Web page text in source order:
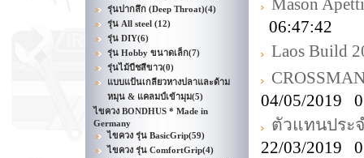
รุ่นปากลึก (Deep Throat)(4)
รุ่น All steel (12)
รุ่น DIY(6)
รุ่น Hobby ขนาดเล็ก(7)
รุ่นไม้บีชสีขาว(0)
แบบแป้นเกลียวหางปลาและด้าม
หมุน & แคลมป์เข้ามุม(5)
ไขควง BONDHUS * Made in
Germany
ไขควง รุ่น BasicGrip(59)
ไขควง รุ่น ComfortGrip(4)
Mason
06:47:42
Laos Build
04/05/2019
ตัวแทนประจ
22/03/2019